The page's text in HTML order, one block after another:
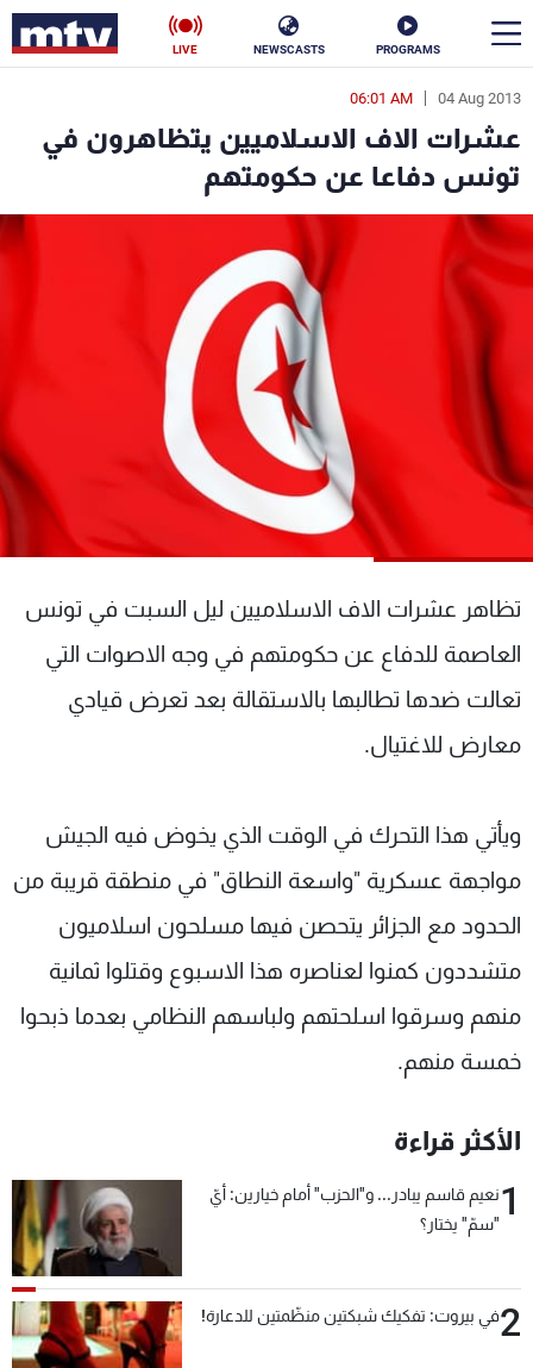
PROGRAMS
NEWSCASTS
LIVE
04 Aug 2013
06:01 AM
عشرات الاف الاسلاميين يتظاهرون في
تونس دفاعا عن حكومتهم
تظاهر عشرات الاف الاسلاميين ليل السبت في تونس
العاصمة للدفاع عن حكومتهم في وجه الاصوات التي
تعالت ضدها تطالبها بالاستقالة بعد تعرض قيادي
معارض للاغتيال.
ويأتي هذا التحرك في الوقت الذي يخوض فيه الجيش
مواجهة عسكرية "واسعة النطاق" في منطقة قريبة من
الحدود مع الجزائر يتحصن فيها مسلحون اسلاميون
متشددون كمنوا لعناصره هذا الاسبوع وقتلوا ثمانية
منهم وسرقوا اسلحتهم ولباسهم النظامي بعدما ذبحوا
خمسة منهم.
الأكثر قراءة
1نعيم قاسم يبادر... و"الحزب" أمام خيارين: أيّ
"سمّ" يختار؟
2في بيروت: تفكيك شبكتين منظّمتين للدعارة!
en
الأخبار
سياسة ناس
إقتصاد فن
رياضة
كأس العالم
البرامج
شاهد البرامج
الإنـتـاج
وظائف
تواصل معنا